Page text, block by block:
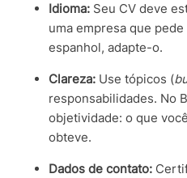
Idioma: Seu CV deve
uma empresa que
espanhol, adapte-o.
Clareza: Use tópicos (
responsabilidades. No
objetividade: o que
obteve.
Dados de contato: